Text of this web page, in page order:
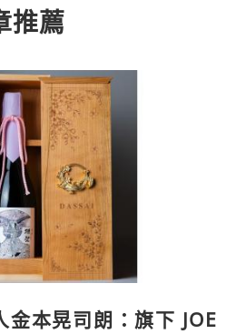
推薦
本晃司朗：旗下 JOE